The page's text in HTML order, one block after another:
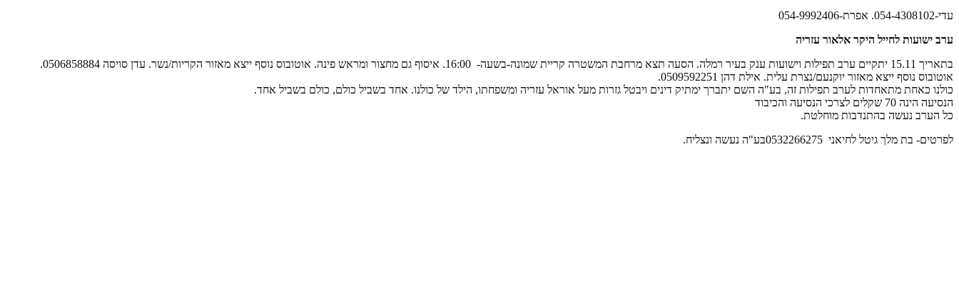
עדי-054-4308102. אפרת-054-9992406
ערב ישועות לחייל היקר אלאור עזריה
בתאריך 15.11 יתקיים ערב תפילות וישועות ענק בעיר רמלה. הסעה תצא מרחבת המשטרה קריית שמונה-בשעה- 16:00. איסוף גם מחצור ומראש פינה. אוטובוס נוסף ייצא מאזור הקריות/נשר. עדן סויסה 0506858884.
אוטובוס נוסף ייצא מאזור יוקנעם/נצרת עלית. אילת דהן 0509592251.
כולנו כאחת מתאחדות לערב תפילות זה, בע"ה השם יתברך ימתיק דינים ויבטל גזרות מעל אוראל עזריה ומשפחתו, הילד של כולנו. אחד בשביל כולם, כולם בשביל אחד.
הנסיעה הינה 70 שקלים לצרכי הנסיעה והכיבוד
כל הערב נעשה בהתנדבות מוחלטת.
לפרטים- בת מלך גיטל לחיאני 0532266275בע"ה נעשה ונצליח.